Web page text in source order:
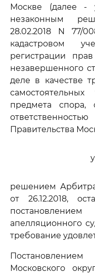
Москве (далее -
незаконным
28.02.2018 N 77/
кадастровом
регистрации
незавершенного
деле в качестве
самостоятельных
предмета спора,
Правительства
решением
от 26.12.2018,
апелляционного
требование
Московского